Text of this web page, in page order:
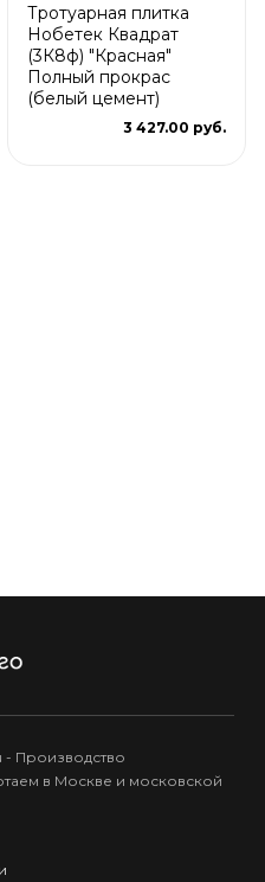
Тротуарная плитка
Нобетек Квадрат
(3К8ф) "Красная"
Полный прокрас
(белый цемент)
3 427.00 руб.
- Производство
в Москве и московской